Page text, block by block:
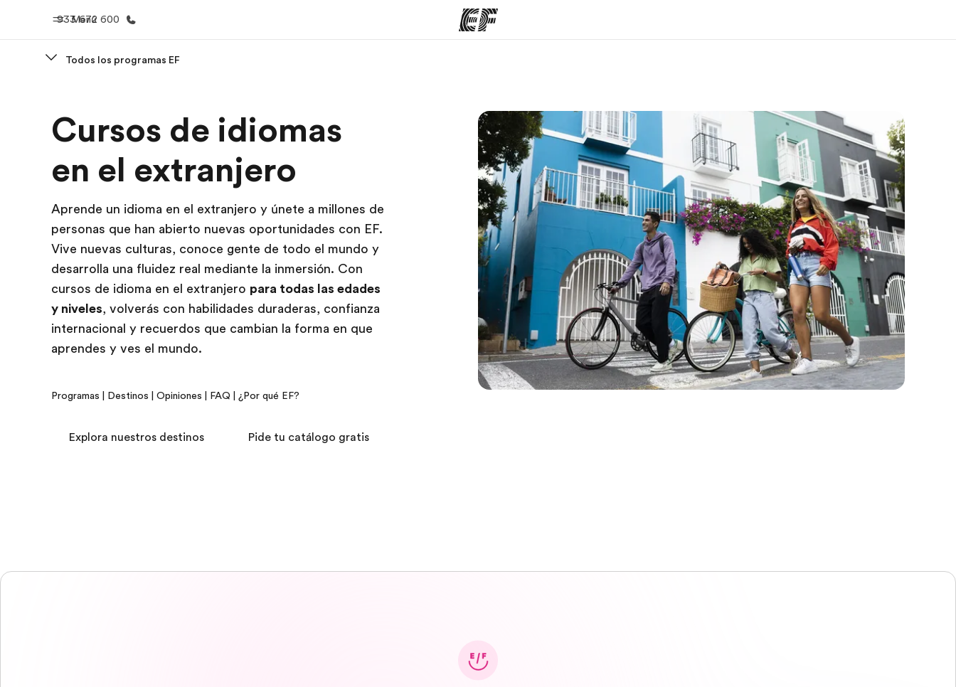
Menú
933 672 600
Bienvenido a EF Ver todo lo que hacemos Encuentra una oficina Quiénes somos Únete al equipo
Todos los programas EF
Cursos de idiomas
en el extranjero
Aprende un idioma en el extranjero y únete a millones de
personas que han abierto nuevas oportunidades con EF.
Vive nuevas culturas, conoce gente de todo el mundo y
desarrolla una fluidez real mediante la inmersión. Con
cursos de idioma en el extranjero para todas las edades
y niveles, volverás con habilidades duraderas, confianza
internacional y recuerdos que cambian la forma en que
aprendes y ves el mundo.
Programas Destinos Opiniones FAQ ¿Por qué EF?
Explora nuestros destinos Pide tu catálogo gratis